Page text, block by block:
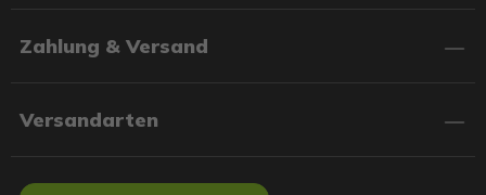
Zahlung & Versand
Versandarten